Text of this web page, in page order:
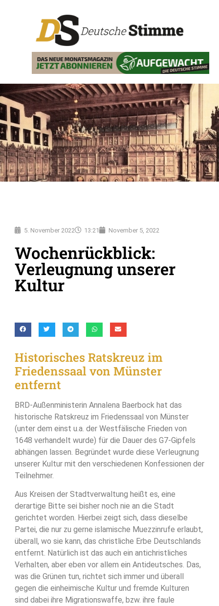
5. November 2022 13:21 November 5, 2022
Wochenrückblick:
Verleugnung unserer
Kultur
Historisches Ratskreuz im
Friedenssaal von Münster
entfernt
BRD-Außenministerin Annalena Baerbock hat das
historische Ratskreuz im Friedenssaal von Münster
(unter dem einst u.a. der Westfälische Frieden von
1648 verhandelt wurde) für die Dauer des G7-Gipfels
abhängen lassen. Begründet wurde diese Verleugnung
unserer Kultur mit den verschiedenen Konfessionen der
Teilnehmer.
Aus Kreisen der Stadtverwaltung heißt es, eine
derartige Bitte sei bisher noch nie an die Stadt
gerichtet worden. Hierbei zeigt sich, dass dieselbe
Partei, die nur zu gerne islamische Muezzinrufe erlaubt,
überall, wo sie kann, das christliche Erbe Deutschlands
entfernt. Natürlich ist das auch ein antichristliches
Verhalten, aber eben vor allem ein Antideutsches. Das,
was die Grünen tun, richtet sich immer und überall
gegen die einheimische Kultur und fremde Kulturen
sind dabei ihre Migrationswaffe, bzw. ihre faule